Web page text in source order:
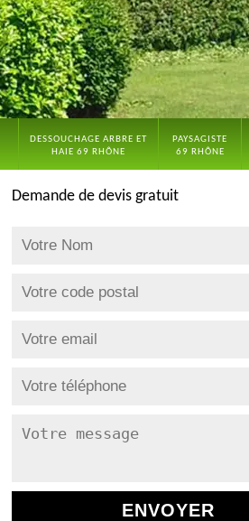
DESSOUCHAGE ARBRE ET
HAIE 69 RHÔNE
PAYSAGISTE
69 RHÔNE
Demande de devis gratuit